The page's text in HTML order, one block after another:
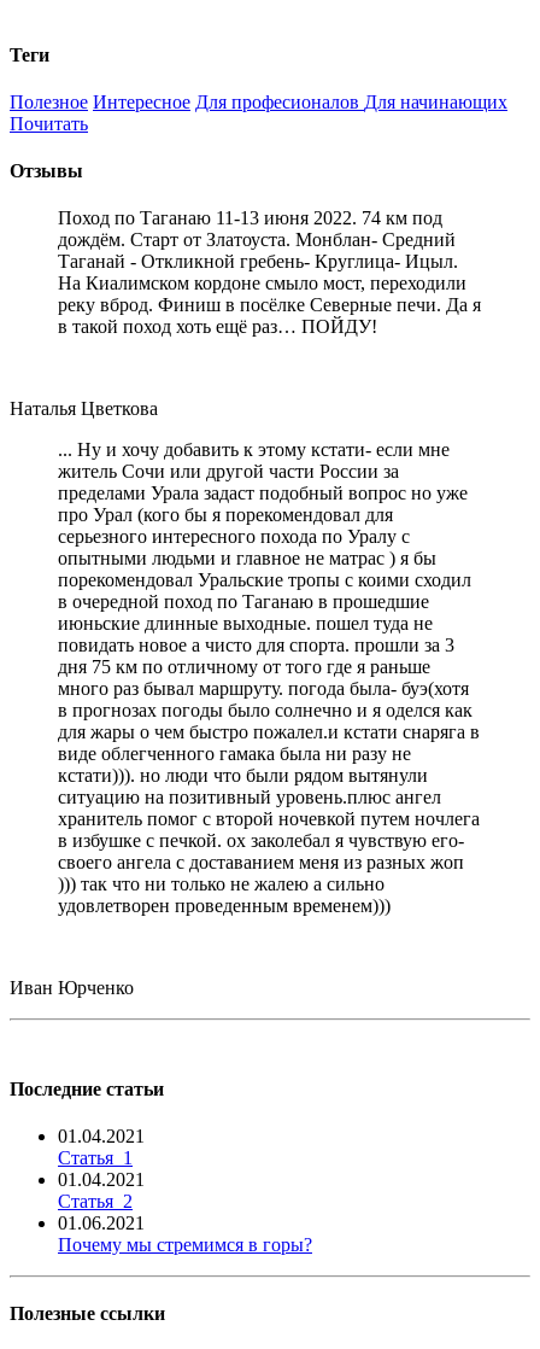
Теги
Полезное Интересное Для професионалов Для начинающих
Почитать
Отзывы
Поход по Таганаю 11-13 июня 2022. 74 км под
дождём. Старт от Златоуста. Монблан- Средний
Таганай - Откликной гребень- Круглица- Ицыл.
На Киалимском кордоне смыло мост, переходили
реку вброд. Финиш в посёлке Северные печи. Да я
в такой поход хоть ещё раз… ПОЙДУ!
Наталья Цветкова
... Ну и хочу добавить к этому кстати- если мне
житель Сочи или другой части России за
пределами Урала задаст подобный вопрос но уже
про Урал (кого бы я порекомендовал для
серьезного интересного похода по Уралу с
опытными людьми и главное не матрас ) я бы
порекомендовал Уральские тропы с коими сходил
в очередной поход по Таганаю в прошедшие
июньские длинные выходные. пошел туда не
повидать новое а чисто для спорта. прошли за 3
дня 75 км по отличному от того где я раньше
много раз бывал маршруту. погода была- буэ(хотя
в прогнозах погоды было солнечно и я оделся как
для жары о чем быстро пожалел.и кстати снаряга в
виде облегченного гамака была ни разу не
кстати))). но люди что были рядом вытянули
ситуацию на позитивный уровень.плюс ангел
хранитель помог с второй ночевкой путем ночлега
в избушке с печкой. ох заколебал я чувствую его-
своего ангела с доставанием меня из разных жоп
))) так что ни только не жалею а сильно
удовлетворен проведенным временем)))
Иван Юрченко
Последние статьи
01.04.2021
Статья_1
01.04.2021
Статья_2
01.06.2021
Почему мы стремимся в горы?
Полезные ссылки